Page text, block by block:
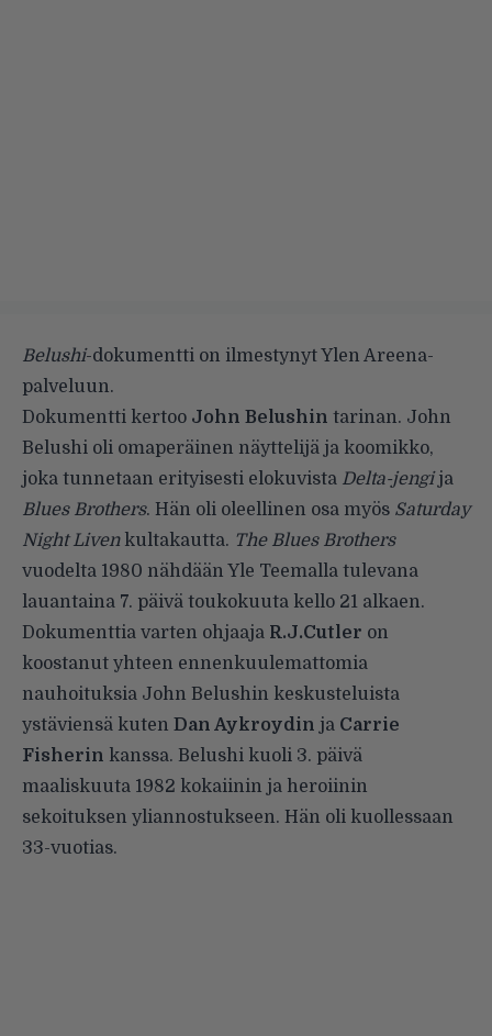
Belushi-dokumentti on ilmestynyt Ylen Areena-
palveluun.
Dokumentti kertoo John Belushin tarinan. John
Belushi oli omaperäinen näyttelijä ja koomikko,
joka tunnetaan erityisesti elokuvista Delta-jengi ja
Blues Brothers. Hän oli oleellinen osa myös Saturday
Night Livenkultakautta. The Blues Brothers
vuodelta 1980 nähdään Yle Teemalla tulevana
lauantaina 7. päivä toukokuuta kello 21 alkaen.
Dokumenttia varten ohjaaja R.J.Cutler on
koostanut yhteen ennenkuulemattomia
nauhoituksia John Belushin keskusteluista
ystäviensä kuten Dan Aykroydin ja Carrie
Fisherin kanssa. Belushi kuoli 3. päivä
maaliskuuta 1982 kokaiinin ja heroiinin
sekoituksen yliannostukseen. Hän oli kuollessaan
33-vuotias.